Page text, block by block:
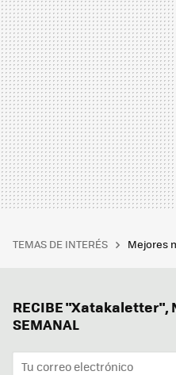
TEMAS DE INTERÉS Mejores
RECIBE "Xatakaletter",
SEMANAL